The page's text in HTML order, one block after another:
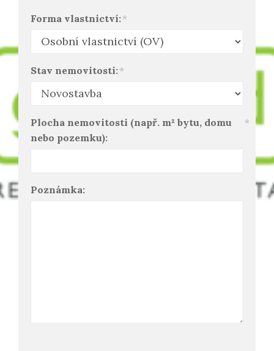
*
Forma vlastnictví:
*
Stav nemovitosti:
*
Plocha nemovitosti (např. m² bytu, domu
nebo pozemku):
Poznámka: